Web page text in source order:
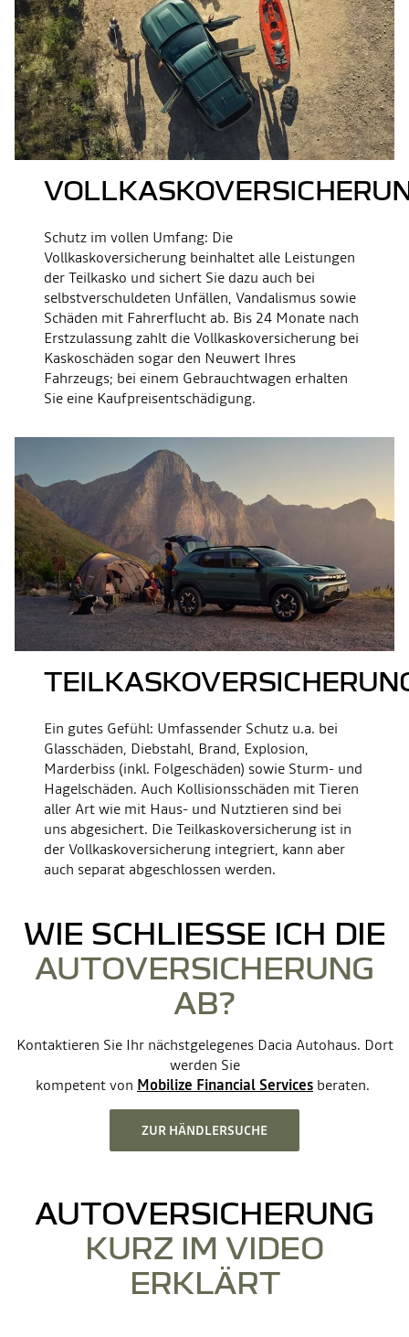
Schutz im vollen Umfang: Die
Vollkaskoversicherung beinhaltet alle Leistungen
der Teilkasko und sichert Sie dazu auch bei
selbstverschuldeten Unfällen, Vandalismus sowie
Schäden mit Fahrerflucht ab. Bis 24 Monate nach
Erstzulassung zahlt die Vollkaskoversicherung bei
Kaskoschäden sogar den Neuwert Ihres
Fahrzeugs; bei einem Gebrauchtwagen erhalten
Sie eine Kaufpreisentschädigung.
Ein gutes Gefühl: Umfassender Schutz u.a. bei
Glasschäden, Diebstahl, Brand, Explosion,
Marderbiss (inkl. Folgeschäden) sowie Sturm- und
Hagelschäden. Auch Kollisionsschäden mit Tieren
aller Art wie mit Haus- und Nutztieren sind bei
uns abgesichert. Die Teilkaskoversicherung ist in
der Vollkaskoversicherung integriert, kann aber
auch separat abgeschlossen werden.
WIE SCHLIESSE ICH DIE
AUTOVERSICHERUNG
AB?
Kontaktieren Sie Ihr nächstgelegenes Dacia Autohaus. Dort
werden Sie
kompetent von Mobilize Financial Services beraten.
ZUR HÄNDLERSUCHE
AUTOVERSICHERUNG
KURZ IM VIDEO
ERKLÄRT